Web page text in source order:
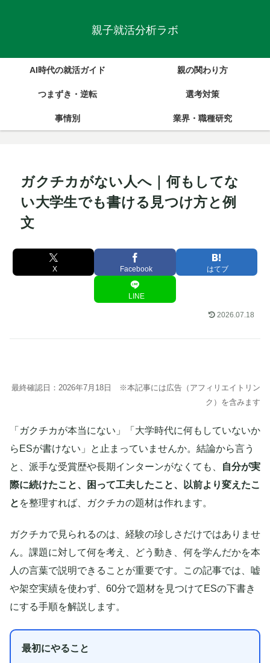
親子就活分析ラボ
AI時代の就活ガイド 親の関わり方
つまずき・逆転 選考対策
事情別 業界・職種研究
ガクチカがない人へ｜何もしてな
い大学生でも書ける見つけ方と例
文
X Facebook はてブ
LINE
2026.07.18
最終確認日：2026年7月18日 ※本記事には広告（アフィリエイトリン
ク）を含みます
「ガクチカが本当にない」「大学時代に何もしていないか
らESが書けない」と止まっていませんか。結論から言う
と、派手な受賞歴や長期インターンがなくても、
自分が実
際に続けたこと、困って工夫したこと、以前より変えたこ
と を整理すれば、ガクチカの題材は作れます。
ガクチカで見られるのは、経験の珍しさだけではありませ
ん。課題に対して何を考え、どう動き、何を学んだかを本
人の言葉で説明できることが重要です。この記事では、嘘
や架空実績を使わず、60分で題材を見つけてESの下書き
にする手順を解説します。
最初にやること